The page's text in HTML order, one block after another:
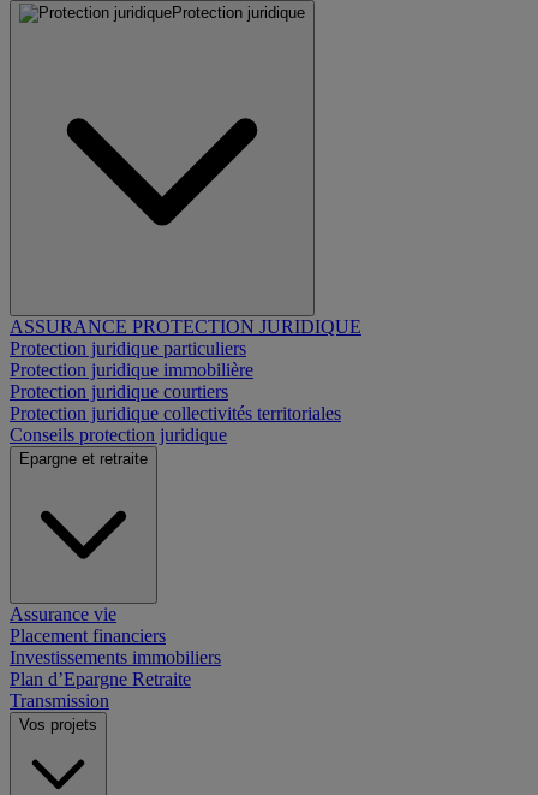
Protection juridique
ASSURANCE PROTECTION JURIDIQUE
Protection juridique particuliers
Protection juridique immobilière
Protection juridique courtiers
Protection juridique collectivités territoriales
Conseils protection juridique
Epargne et retraite
Assurance vie
Placement financiers
Investissements immobiliers
Plan d’Epargne Retraite
Transmission
Vos projets